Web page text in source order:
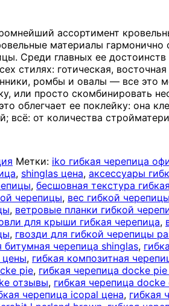
ассортимент
материалы
Среди главных ее
стилях: готическая,
ромбы и овалы — все это
или просто скомбинировать
облегчает ее поклейку: она
всё: от количества
Метки: iko гибкая черепица
, shinglas цена, аксессуары
, бесшовная текстура
черепицы, вес гибкой
, ветровые планки гибкой
для крыши гибкая черепица,
, гвозди для гибкой черепицы
битумная черепица shinglas,
цены, гибкая композитная
pie, гибкая черепица docke
отзывы, гибкая черепица
черепица icopal цена, гибкая